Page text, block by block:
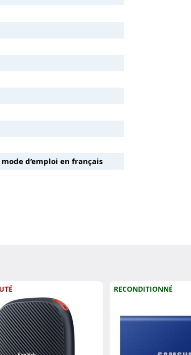
mode d’emploi en français
RECONDITIONNÉ